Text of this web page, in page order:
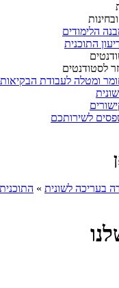
הלימודים
התוכנית
לסטודנטים
ומטלה לעבודת
לשירותכם
בעריכה לשונית »